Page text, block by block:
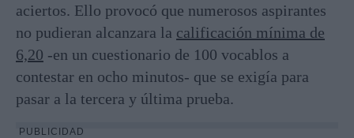
aciertos. Ello provocó que numerosos aspirantes
no pudieran alcanzara la calificación mínima de
6,20 -en un cuestionario de 100 vocablos a
contestar en ocho minutos- que se exigía para
pasar a la tercera y última prueba.
PUBLICIDAD